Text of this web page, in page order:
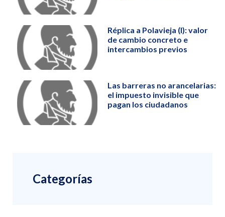
Réplica a Polavieja (I): valor
de cambio concreto e
intercambios previos
Las barreras no arancelarias:
el impuesto invisible que
pagan los ciudadanos
Categorías